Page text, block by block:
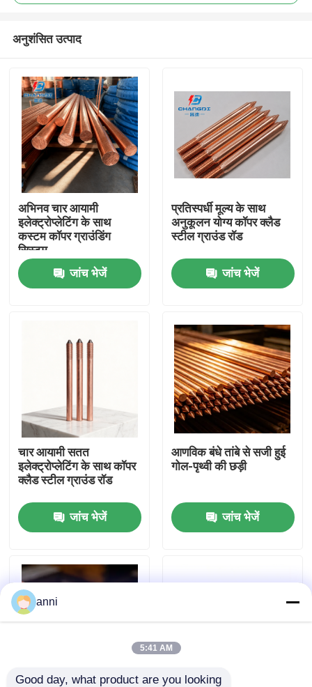
होम
हमारे बारे में
फैक्टरी यात्रा
गुणवत्ता नियंत्रण
समाचार
एक बोली का अनुरोध
अनुशंसित उत्पाद
अभिनव चार आयामी
इलेक्ट्रोप्लेटिंग के साथ
कस्टम कॉपर ग्राउंडिंग
सिस्टम
जांच भेजें
प्रतिस्पर्धी मूल्य के साथ
अनुकूलन योग्य कॉपर क्लैड
स्टील ग्राउंड रॉड
जांच भेजें
चार आयामी सतत
इलेक्ट्रोप्लेटिंग के साथ कॉपर
क्लैड स्टील ग्राउंड रॉड
जांच भेजें
आणविक बंधे तांबे से सजी हुई
गोल-पृथ्वी की छड़ी
जांच भेजें
anni
5:41 AM
Good day, what product are you looking